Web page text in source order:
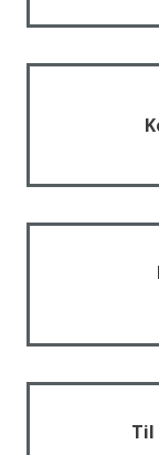
Til